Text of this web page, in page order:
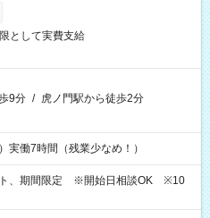
条件有）
として実費支給
9分 / 虎ノ門駅から徒歩2分
実働7時間（残業少なめ！）
ト、期間限定 ※開始日相談OK ※10